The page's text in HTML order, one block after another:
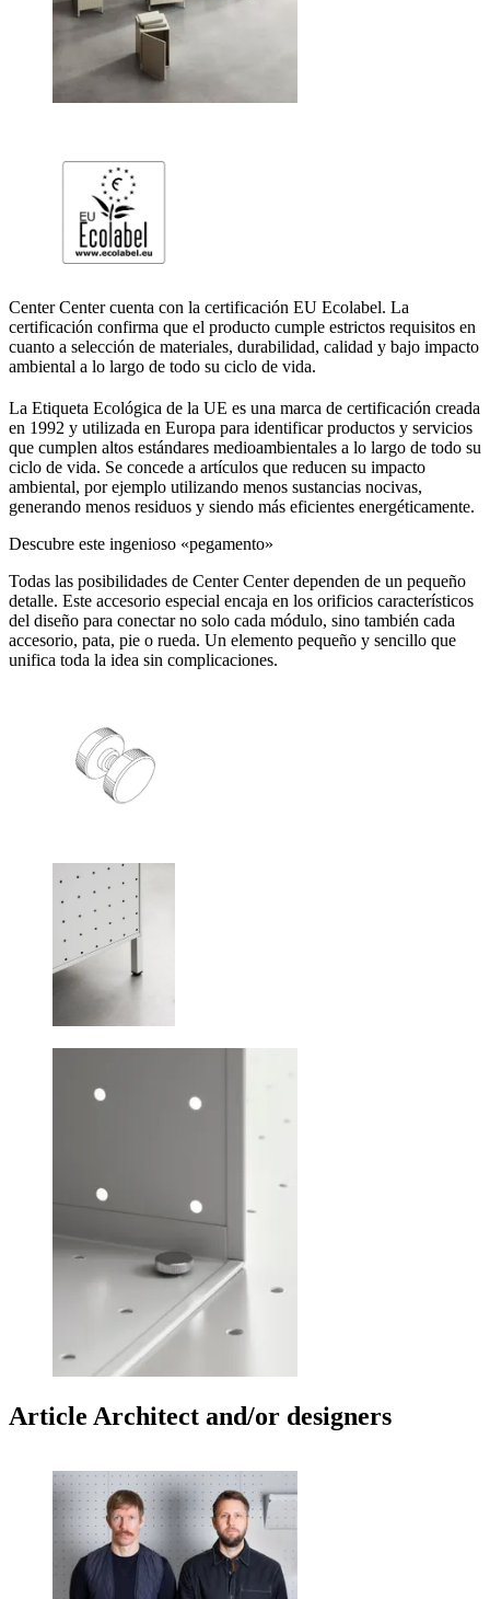
Center Center cuenta con la certificación EU Ecolabel. La
certificación confirma que el producto cumple estrictos requisitos en
cuanto a selección de materiales, durabilidad, calidad y bajo impacto
ambiental a lo largo de todo su ciclo de vida.
La Etiqueta Ecológica de la UE es una marca de certificación creada
en 1992 y utilizada en Europa para identificar productos y servicios
que cumplen altos estándares medioambientales a lo largo de todo su
ciclo de vida. Se concede a artículos que reducen su impacto
ambiental, por ejemplo utilizando menos sustancias nocivas,
generando menos residuos y siendo más eficientes energéticamente.
Descubre este ingenioso «pegamento»
Todas las posibilidades de Center Center dependen de un pequeño
detalle. Este accesorio especial encaja en los orificios característicos
del diseño para conectar no solo cada módulo, sino también cada
accesorio, pata, pie o rueda. Un elemento pequeño y sencillo que
unifica toda la idea sin complicaciones.
Article Architect and/or designers